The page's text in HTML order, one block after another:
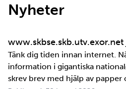
Nyheter
Tänk dig tiden innan internet.
information i gigantiska
skrev brev med hjälp av papper